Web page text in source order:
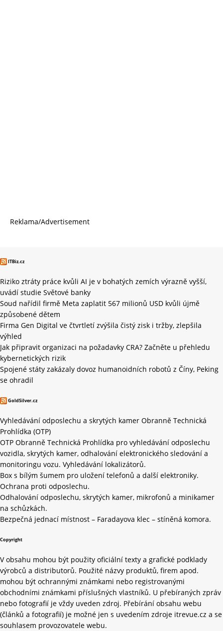
Reklama/Advertisement
ITBiz.cz
Riziko ztráty práce kvůli AI je v bohatých zemích výrazně vyšší,
uvádí studie Světové banky
Soud nařídil firmě Meta zaplatit 567 milionů USD kvůli újmě
způsobené dětem
Firma Gen Digital ve čtvrtletí zvýšila čistý zisk i tržby, zlepšila
výhled
Jak připravit organizaci na požadavky CRA? Začněte u přehledu
kybernetických rizik
Spojené státy zakázaly dovoz humanoidních robotů z Číny, Peking
se ohradil
GoldSilver.cz
Vyhledávání odposlechu a skrytých kamer Obranně Technická
Prohlídka (OTP)
OTP Obranně Technická Prohlídka pro vyhledávání odposlechu
vozidla, skrytých kamer, odhalování elektronického sledování a
monitoringu vozu. Vyhledávání lokalizátorů.
Box s bílým šumem pro uložení telefonů a další elektroniky.
Ochrana proti odposlechu.
Odhalování odposlechu, skrytých kamer, mikrofonů a minikamer
na schůzkách.
Bezpečná jednací místnost – Faradayova klec – stíněná komora.
Copyright
V obsahu mohou být použity oficiální texty a grafické podklady
výrobců a distributorů. Použité názvy produktů, firem apod.
mohou být ochrannými známkami nebo registrovanými
obchodními známkami příslušných vlastníků. U přebíraných zpráv
nebo fotografií je vždy uveden zdroj. Přebírání obsahu webu
(článků a fotografií) je možné jen s uvedením zdroje itrevue.cz a se
souhlasem provozovatele webu.